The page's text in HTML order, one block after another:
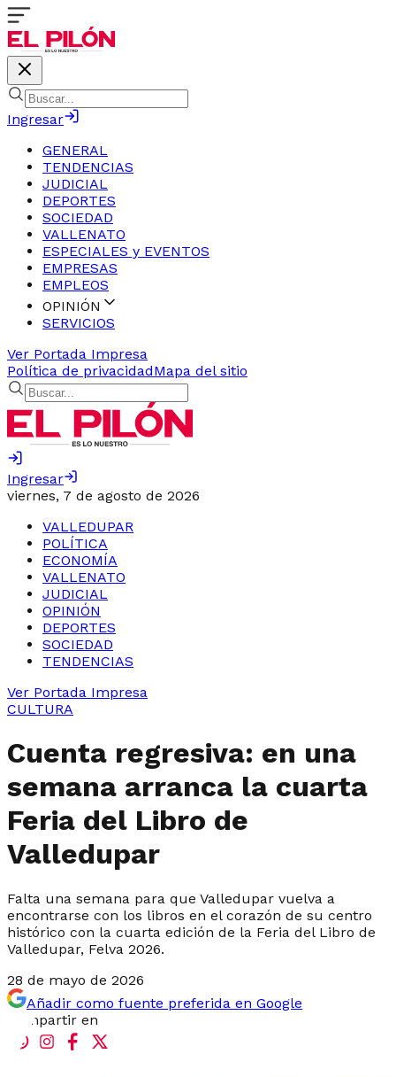
Ingresar
GENERAL
TENDENCIAS
JUDICIAL
DEPORTES
SOCIEDAD
VALLENATO
ESPECIALES y EVENTOS
EMPRESAS
EMPLEOS
OPINIÓN
SERVICIOS
Ver Portada Impresa
Política de privacidadMapa del sitio
Ingresar
viernes, 7 de agosto de 2026
VALLEDUPAR
POLÍTICA
ECONOMÍA
VALLENATO
JUDICIAL
OPINIÓN
DEPORTES
SOCIEDAD
TENDENCIAS
Ver Portada Impresa
CULTURA
Cuenta regresiva: en una
semana arranca la cuarta
Feria del Libro de
Valledupar
Falta una semana para que Valledupar vuelva a
encontrarse con los libros en el corazón de su centro
histórico con la cuarta edición de la Feria del Libro de
Valledupar, Felva 2026.
28 de mayo de 2026
Añadir como fuente preferida en Google
Compartir en